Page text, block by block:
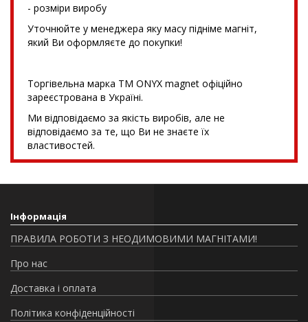
- розміри виробу
Уточнюйте у менеджера яку масу підніме магніт,
який Ви оформляєте до покупки!
Торгівельна марка TM ONYX magnet офіційно
зареєстрована в Україні.
Ми відповідаємо за якість виробів, але не
відповідаємо за те, що Ви не знаєте їх
властивостей.
Інформація
ПРАВИЛА РОБОТИ З НЕОДИМОВИМИ МАГНІТАМИ!
Про нас
Доставка і оплата
Політика конфіденційності